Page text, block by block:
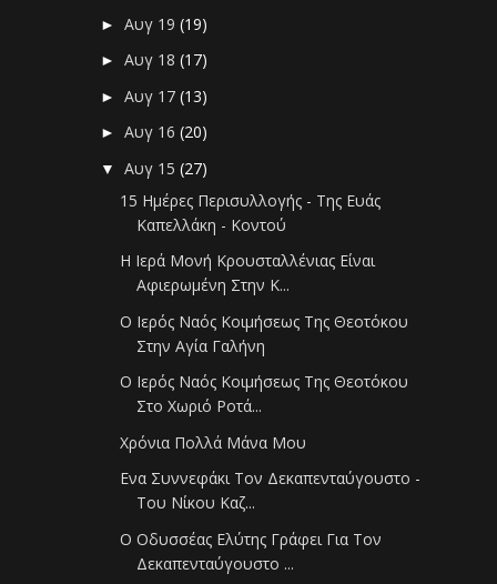
►Αυγ 19(19)
►Αυγ 18(17)
►Αυγ 17(13)
►Αυγ 16(20)
▼Αυγ 15(27)
15 Ημέρες Περισυλλογής - Της Ευάς
Καπελλάκη - Κοντού
Η Ιερά Μονή Κρουσταλλένιας Είναι
Αφιερωμένη Στην Κ...
Ο Ιερός Ναός Κοιμήσεως Της Θεοτόκου
Στην Αγία Γαλήνη
Ο Ιερός Ναός Κοιμήσεως Της Θεοτόκου
Στο Χωριό Ροτά...
Χρόνια Πολλά Μάνα Μου
Ενα Συννεφάκι Τον Δεκαπενταύγουστο -
Του Νίκου Καζ...
Ο Οδυσσέας Ελύτης Γράφει Για Τον
Δεκαπενταύγουστο ...